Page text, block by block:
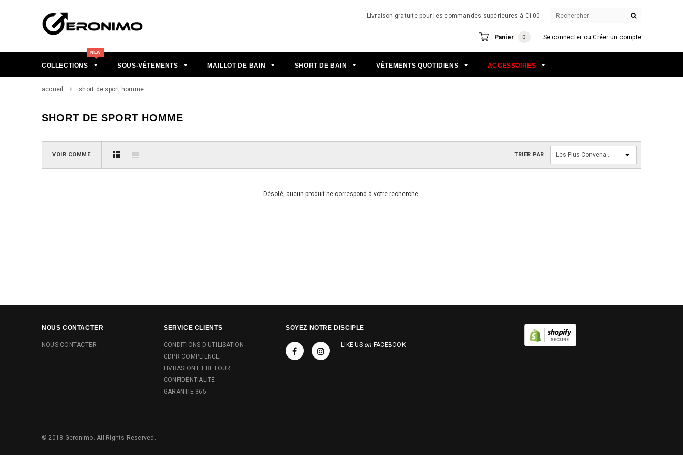
Livraison gratuite pour les commandes supérieures à €100
Se connecter ou Créer un compte
Panier 0
COLLECTIONS SOUS-VÊTEMENTS MAILLOT DE BAIN SHORT DE BAIN VÊTEMENTS QUOTIDIENS ACCESSOIRES
accueil short de sport homme
SHORT DE SPORT HOMME
VOIR COMME TRIER PAR Les Plus Convenables
Désolé, aucun produit ne correspond à votre recherche.
NOUS CONTACTER
NOUS CONTACTER
SERVICE CLIENTS
CONDITIONS D'UTILISATION
GDPR COMPLIENCE
LIVRASION ET RETOUR
CONFIDENTIALITÉ
GARANTIE 365
SOYEZ NOTRE DISCIPLE
LIKE US on FACEBOOK
© 2018 Geronimo. All Rights Reserved.